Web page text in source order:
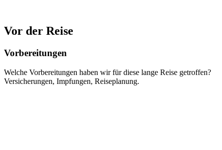
Vor der Reise
Vorbereitungen
Welche Vorbereitungen haben wir für diese lange Reise getroffen?
Versicherungen, Impfungen, Reiseplanung.